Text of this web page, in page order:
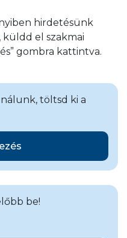
hirdetésünk
el szakmai
gombra kattintva.
töltsd ki a
be!